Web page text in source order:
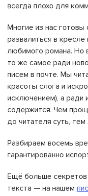
всегда плохо для
Многие из нас
развалиться в
любимого романа. Но
то же самое ради
писем в почте. Мы
красоты слога и
исключением), а ради
содержится. Чем
до читателя суть, тем
Разбираем восемь
гарантированно
Ещё больше
текста — на нашем